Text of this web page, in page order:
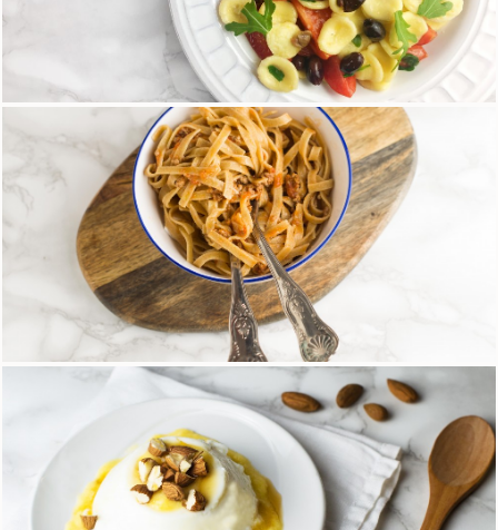
Orecchiette di riso con olive, pomodorini e
rucola
18 Aprile 2018
Tagliatelle ai 5 cereali con ragù light